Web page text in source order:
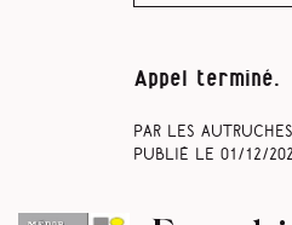
Appel terminé.
Par Les Autruches
Publié le 01/12/